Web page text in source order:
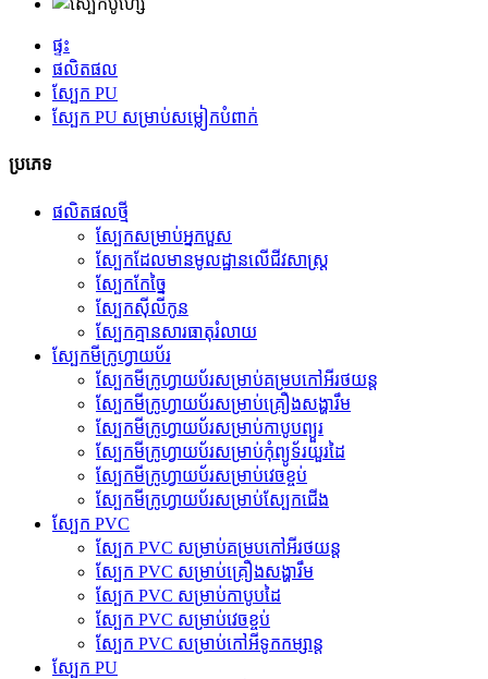
ផ្ទះ
ផលិតផល
ស្បែក PU
ស្បែក PU សម្រាប់សម្លៀកបំពាក់
ប្រភេទ
ផលិតផលថ្មី
ស្បែកសម្រាប់អ្នកបួស
ស្បែក​ដែល​មាន​មូលដ្ឋាន​លើ​ជីវសាស្ត្រ
ស្បែកកែច្នៃ
ស្បែកស៊ីលីកូន
ស្បែកគ្មានសារធាតុរំលាយ
ស្បែកមីក្រូហ្វាយប័រ
ស្បែកមីក្រូហ្វាយប័រសម្រាប់គម្របកៅអីរថយន្ត
ស្បែកមីក្រូហ្វាយប័រសម្រាប់គ្រឿងសង្ហារឹម
ស្បែកមីក្រូហ្វាយប័រសម្រាប់កាបូបព្យួរ
ស្បែកមីក្រូហ្វាយប័រសម្រាប់កុំព្យូទ័រយួរដៃ
ស្បែកមីក្រូហ្វាយប័រសម្រាប់វេចខ្ចប់
ស្បែកមីក្រូហ្វាយប័រសម្រាប់ស្បែកជើង
ស្បែក PVC
ស្បែក PVC សម្រាប់គម្របកៅអីរថយន្ត
ស្បែក PVC សម្រាប់គ្រឿងសង្ហារឹម
ស្បែក PVC សម្រាប់កាបូបដៃ
ស្បែក PVC សម្រាប់វេចខ្ចប់
ស្បែក PVC សម្រាប់កៅអីទូកកម្សាន្ត
ស្បែក PU